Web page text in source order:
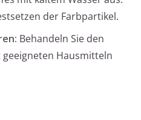
der Farbpartikel.
Behandeln Sie den
Hausmitteln